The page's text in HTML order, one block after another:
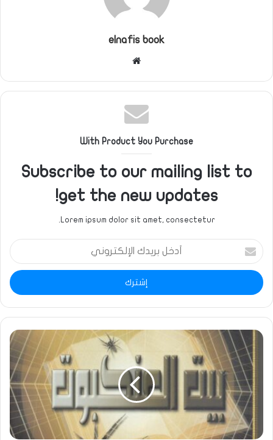
elnafis book
With Product You Purchase
Subscribe to our mailing list to
get the new updates!
Lorem ipsum dolor sit amet, consectetur.
أدخل
بريدك
الإلكتروني